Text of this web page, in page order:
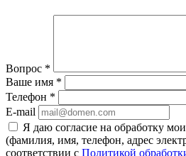
Вопрос *
Ваше имя *
Телефон *
E-mail
Я даю согласие на обработку
(фамилия, имя, телефон, адрес
соответствии с Политикой